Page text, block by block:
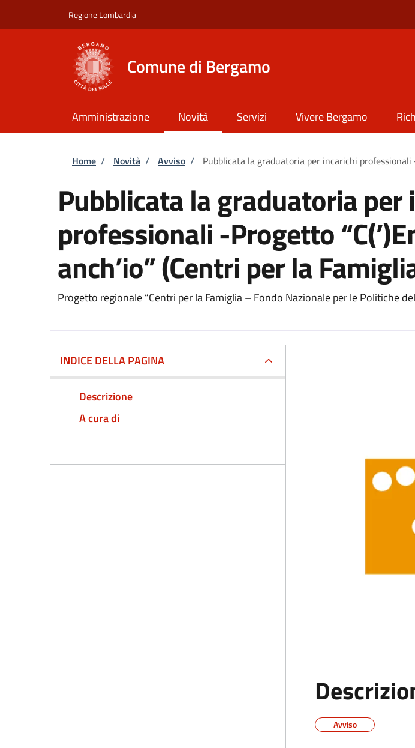
Regione Lombardia
Comune di Bergamo
Amministrazione Novità Servizi Vivere Bergamo
Briciole di pane
Home / Novità / Avviso / Pubblicata la graduatoria per incarichi professionali
Pubblicata la graduatoria per
professionali -Progetto
anch’io” (Centri per la
Progetto regionale “Centri per la Famiglia – Fondo Nazionale per le Politiche
INDICE DELLA PAGINA
Descrizione
A cura di
Avviso